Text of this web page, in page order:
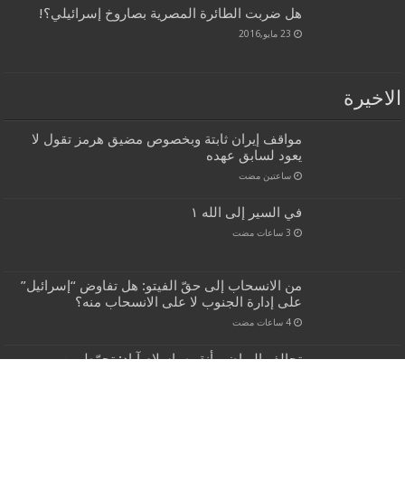
هل ضربت الطائرة المصرية بصاروخ إسرائيلي؟!
23 مايو,2016
الاخيرة
مواقف إيران ثابتة وبخصوص مضيق هرمز تقول لا
يعود لسابق عهده
‏ساعتين مضت
في السير إلى الله ١
من الانسحاب إلى حقّ الفيتو: هل تفاوض “إسرائيل”
على إدارة الجنوب لا على الانسحاب منه؟
‏4 ساعات مضت
تحالف الرياض- أنقره- إسلام آباد: تحوّط من